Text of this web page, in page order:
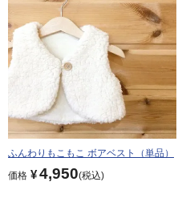
ふんわりもこもこ ボアベスト（単品）
価格 ¥4,950 税込